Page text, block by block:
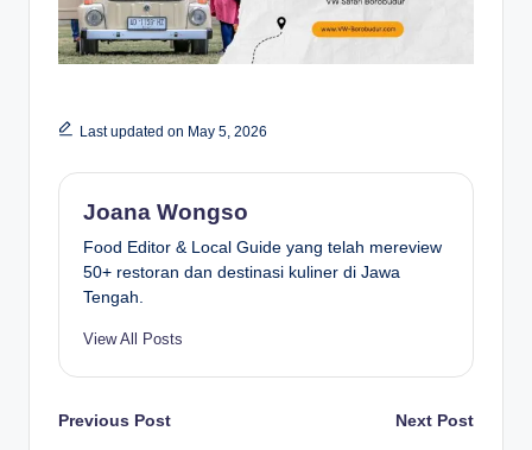
Last updated on May 5, 2026
Joana Wongso
Food Editor & Local Guide yang telah mereview
50+ restoran dan destinasi kuliner di Jawa
Tengah.
View All Posts
Post
Previous Post Next Post